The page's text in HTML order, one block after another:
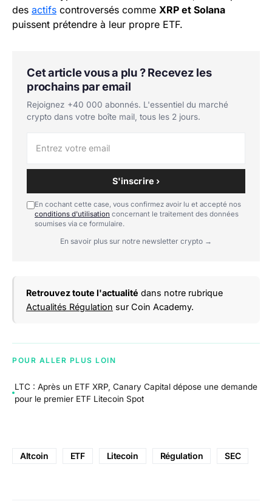
des actifs controversés comme XRP et Solana
puissent prétendre à leur propre ETF.
Cet article vous a plu ? Recevez les
prochains par email
Rejoignez +40 000 abonnés. L'essentiel du marché
crypto dans votre boîte mail, tous les 2 jours.
S'inscrire ›
En cochant cette case, vous confirmez avoir lu et accepté nos
conditions d'utilisation concernant le traitement des données
soumises via ce formulaire.
En savoir plus sur notre newsletter crypto →
Retrouvez toute l'actualité dans notre rubrique
Actualités Régulation sur Coin Academy.
POUR ALLER PLUS LOIN
LTC : Après un ETF XRP, Canary Capital dépose une demande
pour le premier ETF Litecoin Spot
Altcoin ETF Litecoin Régulation SEC